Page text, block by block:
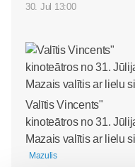
30. Jul 13:00
Valītis Vincents"
kinoteātros no 31.
Mazais valītis ar lielu
Mazulis